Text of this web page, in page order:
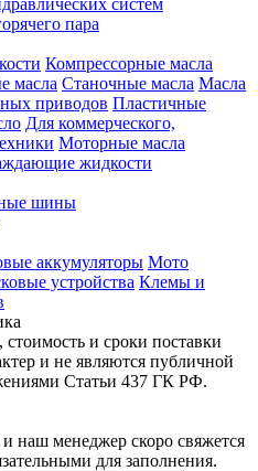
пара
Компрессорные масла
масла Станочные масла Масла
приводов Пластичные
Для коммерческого,
Моторные масла
жидкости
шины
аккумуляторы Мото
устройства Клемы и
и сроки поставки
и не являются публичной
Статьи 437 ГК РФ.
наш менеджер скоро свяжется
для заполнения.